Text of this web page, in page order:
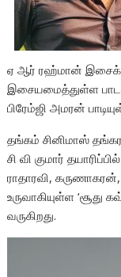
ஏ ஆர் ரஹ்மான் இசைக்
இசையமைத்துள்ள
பிரேம்ஜி அமரன்
தங்கம் சினிமாஸ்
சி வி குமார்
ராதாரவி,
உருவாகியுள்ள ‘சூது
வருகிறது.